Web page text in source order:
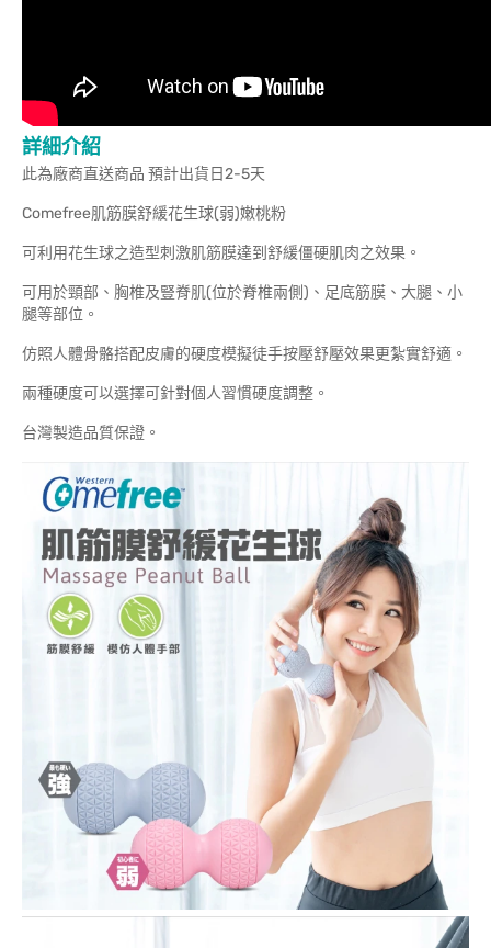
詳細介紹
此為廠商直送商品 預計出貨日2-5天
Comefree肌筋膜舒緩花生球(弱)嫩桃粉
可利用花生球之造型刺激肌筋膜達到舒緩僵硬肌肉之效果。
可用於頸部、胸椎及豎脊肌(位於脊椎兩側)、足底筋膜、大腿、小
腿等部位。
仿照人體骨骼搭配皮膚的硬度模擬徒手按壓舒壓效果更紮實舒適。
兩種硬度可以選擇可針對個人習慣硬度調整。
台灣製造品質保證。